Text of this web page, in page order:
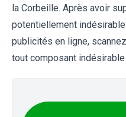
la Corbeille. Après avoir
potentiellement
publicités en ligne,
tout composant